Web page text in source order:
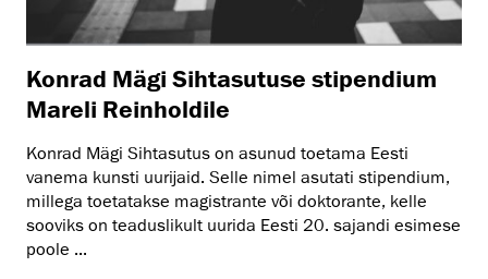
Konrad Mägi Sihtasutuse stipendium
Mareli Reinholdile
Konrad Mägi Sihtasutus on asunud toetama Eesti
vanema kunsti uurijaid. Selle nimel asutati stipendium,
millega toetatakse magistrante või doktorante, kelle
sooviks on teaduslikult uurida Eesti 20. sajandi esimese
poole ...